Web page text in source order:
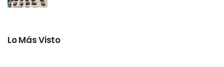
Lo Más Visto